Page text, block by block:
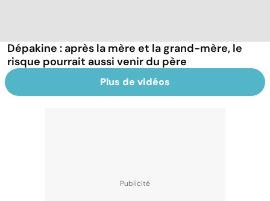
Dépakine : après la mère et la grand-mère, le
risque pourrait aussi venir du père
Plus de vidéos